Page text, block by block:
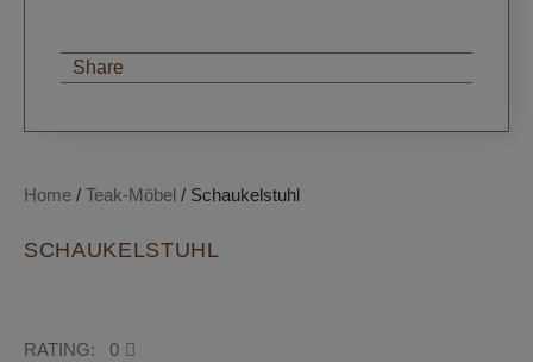
Home / Teak-Möbel / Schaukelstuhl
SCHAUKELSTUHL
RATING: 0
Share